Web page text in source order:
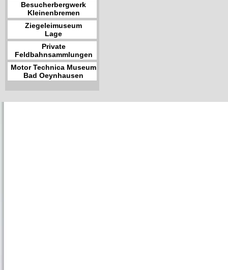
Besucherbergwerk
Kleinenbremen
Ziegeleimuseum
Lage
Private
Feldbahnsammlungen
Motor Technica Museum
Bad Oeynhausen